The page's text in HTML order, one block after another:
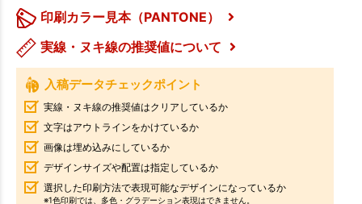
印刷カラー見本（PANTONE）
実線・ヌキ線の推奨値について
入稿データチェックポイント
実線・ヌキ線の推奨値はクリアしているか
文字はアウトラインをかけているか
画像は埋め込みにしているか
デザインサイズや配置は指定しているか
選択した印刷方法で表現可能なデザインになっているか
※1色印刷では、多色・グラデーション表現はできません。